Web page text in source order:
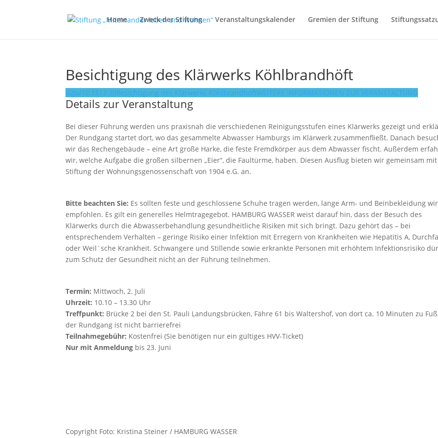
Home Zweck der Stiftung Veranstaltungskalender Gremien der Stiftung
Besichtigung des Klärwerks Köhlbrandhöft
02Jul 10:15 13:30Besichtigung des Klärwerks KöhlbrandhöftWEITERE INFORMATIONEN ZUR VERANSTALTUNG
Details zur Veranstaltung
Bei dieser Führung werden uns praxisnah die verschiedenen Reinigungsstufen eines Klärwerks gezeigt und
Der Rundgang startet dort, wo das gesammelte Abwasser Hamburgs im Klärwerk zusammenfließt. Danach
wir das Rechengebäude – eine Art große Harke, die feste Fremdkörper aus dem Abwasser fischt. Außerdem
wir, welche Aufgabe die großen silbernen „Eier“, die Faultürme, haben. Diesen Ausflug bieten wir gemeinsam
Stiftung der Wohnungsgenossenschaft von 1904 e.G. an.
Bitte beachten Sie: Es sollten feste und geschlossene Schuhe tragen werden, lange Arm- und Beinbekleidung
empfohlen. Es gilt ein generelles Helmtragegebot. HAMBURG WASSER weist darauf hin, dass der Besuch des
Klärwerks durch die Abwasserbehandlung gesundheitliche Risiken mit sich bringt. Dazu gehört das – bei
entsprechendem Verhalten – geringe Risiko einer Infektion mit Erregern von Krankheiten wie Hepatitis A,
oder Weil`sche Krankheit. Schwangere und Stillende sowie erkrankte Personen mit erhöhtem Infektionsrisiko
zum Schutz der Gesundheit nicht an der Führung teilnehmen.
Termin: Mittwoch, 2. Juli
Uhrzeit: 10.10 – 13.30 Uhr
Treffpunkt: Brücke 2 bei den St. Pauli Landungsbrücken, Fähre 61 bis Waltershof, von dort ca. 10 Minuten zu
der Rundgang ist nicht barrierefrei
Teilnahmegebühr: Kostenfrei (Sie benötigen nur ein gültiges HVV-Ticket)
Nur mit Anmeldung bis 23. Juni
Copyright Foto: Kristina Steiner / HAMBURG WASSER